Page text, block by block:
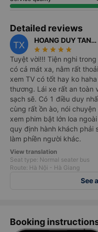
sẽ càng dễ hơn khi tài xế
Giang ?
Nhà xeHà Giang
tốt và hoàn hảo. Được
thống xe Hà Giang
nằm cabin VIP 22 chỗ,
và trang bị hệ thống LCD,
chăn ga gối đệm mang
khách trên xe. Ngoài ra
giờ, tuy nhiên thời gian
thông. Với các điểm đón
thoại bên mình để tài xế
chắc chắn sẽ có sự chênh
chuẩn bị sớm hơn giờ hẹn.
Nhân viên phục vụ nhiệt
nghiệm, lái xe an toàn,
chặng đường đi.
Đội ngũ tài xế kinh
Detailed reviews
TX
HOANG DUY TAN
XUYEN
star_rate star_rate star_rate star_rate star_rate
Tuyệt vời!!! Tiện nghi
có cả mát xa, nằm rất
xem TV có tốt hay ko
thương. Lái xe rất an toàn
sạch sẽ. Có 1 điều duy
cùng rất ồn ào, nói
xem phim bật lớn loa
quy định hành khách phải
làm phiền người khác.
View translation
Seat type: Normal seater bus
Route: Hà Nội - Hà Giang
See
Booking